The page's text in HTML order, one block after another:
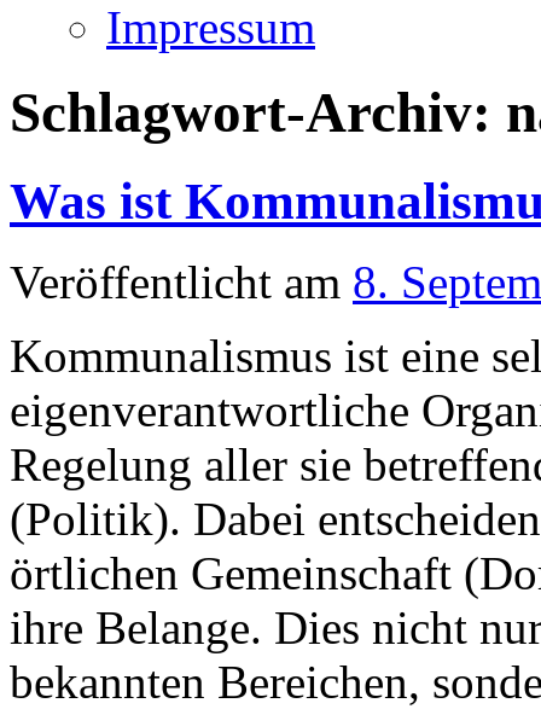
Impressum
Schlagwort-Archiv:
Was ist
Veröffentlicht am 8.
Kommunalismus ist eine
eigenverantwortliche
Regelung aller sie
(Politik). Dabei
örtlichen Gemeinschaft
ihre Belange. Dies nicht
bekannten Bereichen,